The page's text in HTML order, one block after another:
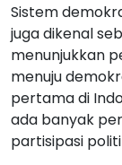
Sistem
juga dikenal
menunjukkan
menuju
pertama di
ada banyak
partisipasi